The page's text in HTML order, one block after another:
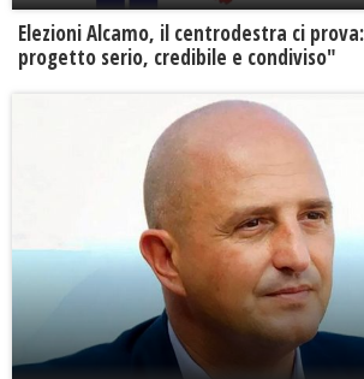
Elezioni Alcamo, il centrodestra ci
progetto serio, credibile e condiviso"